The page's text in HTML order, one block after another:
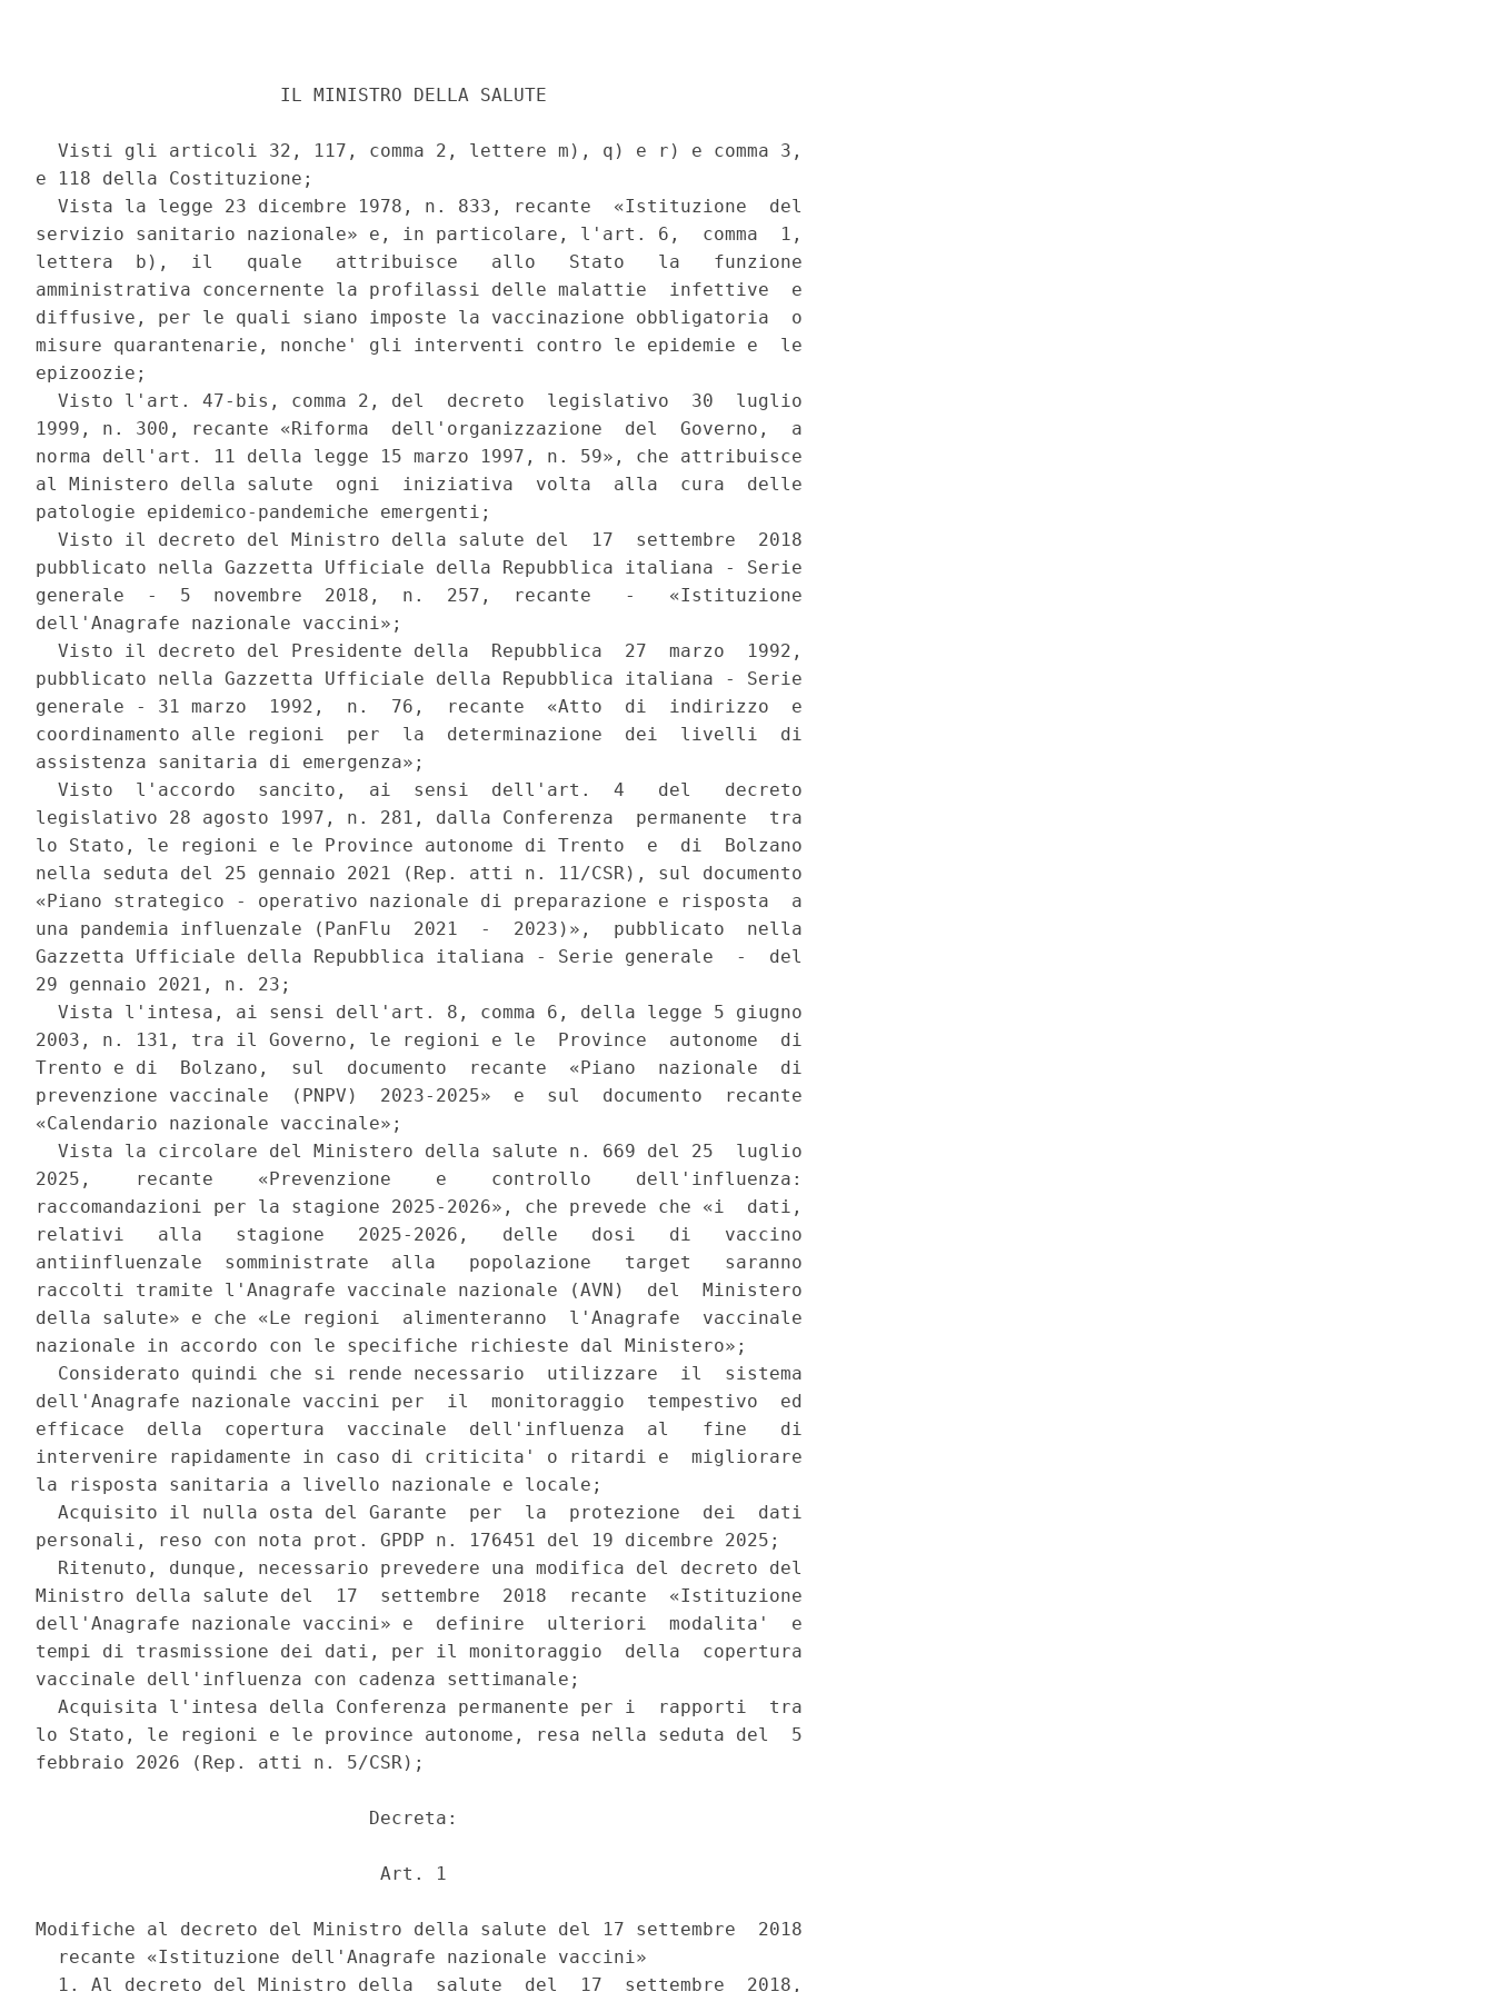
                      IL MINISTRO DELLA SALUTE
  Visti gli articoli 32, 117, comma 2, lettere m), q) e r) e comma 3,
e 118 della Costituzione;
  Vista la legge 23 dicembre 1978, n. 833, recante  «Istituzione  del
servizio sanitario nazionale» e, in particolare, l'art. 6,  comma  1,
lettera  b),  il   quale   attribuisce   allo   Stato   la   funzione
amministrativa concernente la profilassi delle malattie  infettive  e
diffusive, per le quali siano imposte la vaccinazione obbligatoria  o
misure quarantenarie, nonche' gli interventi contro le epidemie e  le
epizoozie;
  Visto l'art. 47-bis, comma 2, del  decreto  legislativo  30  luglio
1999, n. 300, recante «Riforma  dell'organizzazione  del  Governo,  a
norma dell'art. 11 della legge 15 marzo 1997, n. 59», che attribuisce
al Ministero della salute  ogni  iniziativa  volta  alla  cura  delle
patologie epidemico-pandemiche emergenti;
  Visto il decreto del Ministro della salute del  17  settembre  2018
pubblicato nella Gazzetta Ufficiale della Repubblica italiana - Serie
generale  -  5  novembre  2018,  n.  257,  recante   -   «Istituzione
dell'Anagrafe nazionale vaccini»;
  Visto il decreto del Presidente della  Repubblica  27  marzo  1992,
pubblicato nella Gazzetta Ufficiale della Repubblica italiana - Serie
generale - 31 marzo  1992,  n.  76,  recante  «Atto  di  indirizzo  e
coordinamento alle regioni  per  la  determinazione  dei  livelli  di
assistenza sanitaria di emergenza»;
  Visto  l'accordo  sancito,  ai  sensi  dell'art.  4   del   decreto
legislativo 28 agosto 1997, n. 281, dalla Conferenza  permanente  tra
lo Stato, le regioni e le Province autonome di Trento  e  di  Bolzano
nella seduta del 25 gennaio 2021 (Rep. atti n. 11/CSR), sul documento
«Piano strategico - operativo nazionale di preparazione e risposta  a
una pandemia influenzale (PanFlu  2021  -  2023)»,  pubblicato  nella
Gazzetta Ufficiale della Repubblica italiana - Serie generale  -  del
29 gennaio 2021, n. 23;
  Vista l'intesa, ai sensi dell'art. 8, comma 6, della legge 5 giugno
2003, n. 131, tra il Governo, le regioni e le  Province  autonome  di
Trento e di  Bolzano,  sul  documento  recante  «Piano  nazionale  di
prevenzione vaccinale  (PNPV)  2023-2025»  e  sul  documento  recante
«Calendario nazionale vaccinale»;
  Vista la circolare del Ministero della salute n. 669 del 25  luglio
2025,    recante    «Prevenzione    e    controllo    dell'influenza:
raccomandazioni per la stagione 2025-2026», che prevede che «i  dati,
relativi   alla   stagione   2025-2026,   delle   dosi   di   vaccino
antiinfluenzale  somministrate  alla   popolazione   target   saranno
raccolti tramite l'Anagrafe vaccinale nazionale (AVN)  del  Ministero
della salute» e che «Le regioni  alimenteranno  l'Anagrafe  vaccinale
nazionale in accordo con le specifiche richieste dal Ministero»;
  Considerato quindi che si rende necessario  utilizzare  il  sistema
dell'Anagrafe nazionale vaccini per  il  monitoraggio  tempestivo  ed
efficace  della  copertura  vaccinale  dell'influenza  al   fine   di
intervenire rapidamente in caso di criticita' o ritardi e  migliorare
la risposta sanitaria a livello nazionale e locale;
  Acquisito il nulla osta del Garante  per  la  protezione  dei  dati
personali, reso con nota prot. GPDP n. 176451 del 19 dicembre 2025;
  Ritenuto, dunque, necessario prevedere una modifica del decreto del
Ministro della salute del  17  settembre  2018  recante  «Istituzione
dell'Anagrafe nazionale vaccini» e  definire  ulteriori  modalita'  e
tempi di trasmissione dei dati, per il monitoraggio  della  copertura
vaccinale dell'influenza con cadenza settimanale;
  Acquisita l'intesa della Conferenza permanente per i  rapporti  tra
lo Stato, le regioni e le province autonome, resa nella seduta del  5
febbraio 2026 (Rep. atti n. 5/CSR);
                              Decreta:
                               Art. 1
Modifiche al decreto del Ministro della salute del 17 settembre  2018
  recante «Istituzione dell'Anagrafe nazionale vaccini»
  1. Al decreto del Ministro della  salute  del  17  settembre  2018,